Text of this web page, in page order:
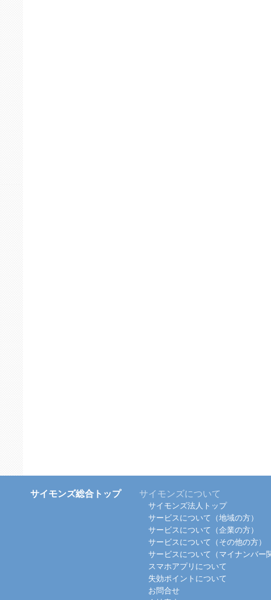
サイモンズ総合トップ サイモンズについて
サイモンズ法人トップ
サービスについて（地域の方）
サービスについて（企業の方）
サービスについて（その他の方）
サービスについて（マイナンバー
スマホアプリについて
失効ポイントについて
お問合せ